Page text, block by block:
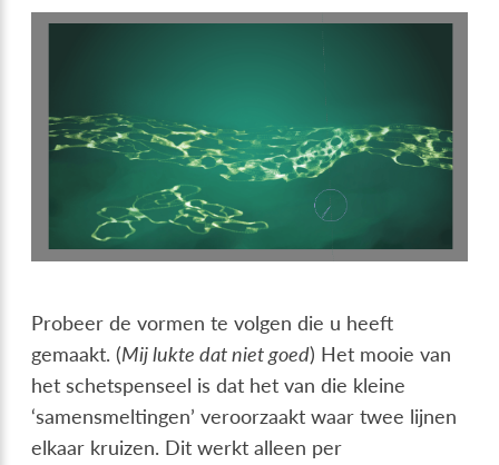
Probeer de vormen te volgen die u heeft
gemaakt. (Mij lukte dat niet goed) Het mooie van
het schetspenseel is dat het van die kleine
‘samensmeltingen’ veroorzaakt waar twee lijnen
elkaar kruizen. Dit werkt alleen per